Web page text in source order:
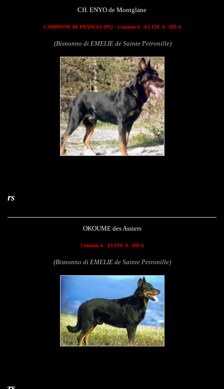
CH. ENYO de Montglane
CAMPIONE DI FRANCIA 1992 - Cotation 6 - ELITE A - HD A
(Bisnonno di EMELIE de Sainte Petronille)
OKOUME des Assiers
Cotation 6 - ELITE A - HD A
(Bisnonno di EMELIE de Sainte Petronille)